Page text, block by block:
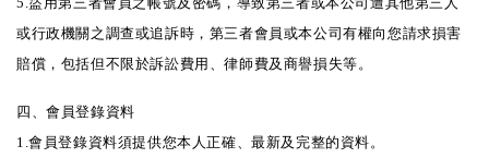
或行政機關之調查或追訴時，第三者會員或本公司有權向您請求損害
賠償，包括但不限於訴訟費用、律師費及商譽損失等。
四、會員登錄資料
1.會員登錄資料須提供您本人正確、最新及完整的資料。